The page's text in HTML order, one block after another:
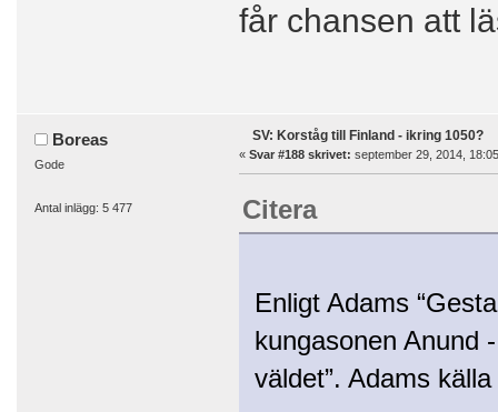
får chansen att
Boreas
Gode
Antal inlägg: 5 477
SV: Korståg till Finland - ikring 1050?
« Svar #188 skrivet: september 29, 2014,
Citera
Enligt Adams
kungasonen Anund
väldet”. Adams